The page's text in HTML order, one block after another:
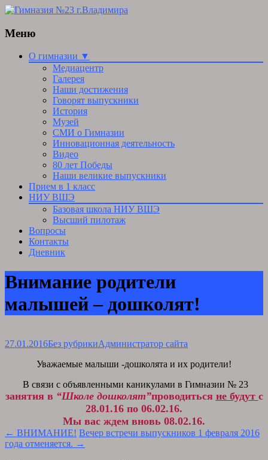
Меню
Skip
О гимназии ▼
Медиацентр
Галерея
Наши достижения
Говорят выпускники
История
Музей
СМИ о Гимназии
Инновационная деятельность
Видео
80 лет Победы
Наши великие выпускники
Прием в 1 класс
НИУ ВШЭ
Базовая школа НИУ ВШЭ
Высший пилотаж
Вопросы
Контакты
Дневник
Внимание родители
малышей – дошколят!
27.01.2016Без рубрикиАдминистратор сайта
Уважаемые малыши -дошколята и их родители!
В связи с объявленными каникулами в Гимназии № 23
занятия в “Школе дошколят”проводиться не будут с
28.01.16 по 06.02.16.
Мы вас ждем вновь 08.02.16.
Post
navigation
← ВНИМАНИЕ! Вечер встречи выпускников 1 февраля 2016
года отменяется. →